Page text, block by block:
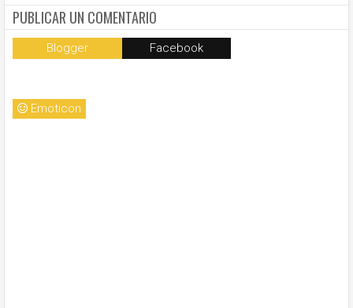
PUBLICAR UN COMENTARIO
Blogger Facebook
Emoticon